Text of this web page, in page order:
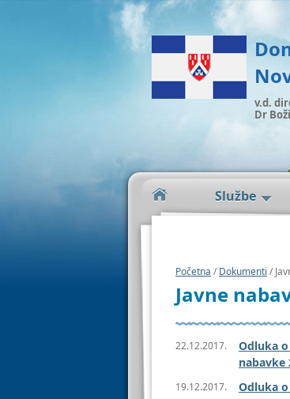
v.d.
Dr
Službe
Početna /Dokumenti /
Javne
22.12.2017.
Odluka
nabavke
19.12.2017.
Odluka